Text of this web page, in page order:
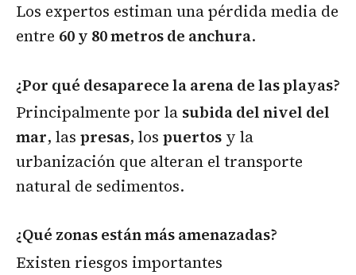
Los expertos estiman una pérdida media de
entre 60 y 80 metros de anchura.
¿Por qué desaparece la arena de las playas?
Principalmente por la subida del nivel del
mar, las presas, los puertos y la
urbanización que alteran el transporte
natural de sedimentos.
¿Qué zonas están más amenazadas?
Existen riesgos importantes